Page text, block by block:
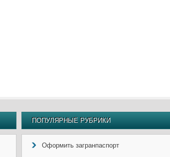
ПОПУЛЯРНЫЕ РУБРИКИ
Оформить загранпаспорт